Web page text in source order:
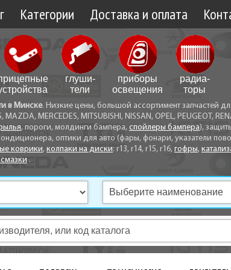
Категории Доставка и оплата
Доставка по Минску
Доставка по Беларуси
Самовывоз
Способы оплаты
глуши­
тели
приборы
освещения
радиа­
торы
в Минске. Низкие цены, большой ассортимент запчастей
MERCEDES, MITSUBISHI, NISSAN, OPEL, PEUGEOT,
, пороги, молдинги бампера, спойлеры бампера),
оптики для авто (фары, фонари, указатели
коврики, колпаки на диски: r13, r14, r15, r16, гофры,
.